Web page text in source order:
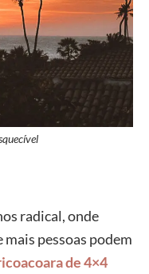
radical, onde
pessoas podem
de 4×4